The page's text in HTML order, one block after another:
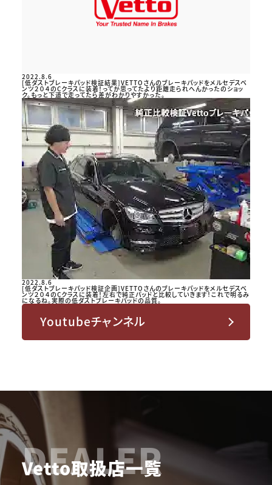
2022.8.6
[低ダストブレーキパッド検証結果]VETTOさんのブレーキパッドをメルセデスベ
ンツ２０４のCクラスに装着！ってか思ってたより距離走られへんかったのショッ
ク。もっと下道で走ってたら差がわかりやすかった。
2022.8.6
[低ダストブレーキパッド検証企画]VETTOさんのブレーキパッドをメルセデスベ
ンツ２０４のCクラスに装着！左右で純正パッドと比較していきます！これで明るみ
になるね。実際の低ダストブレーキパッドの品質。
Youtubeチャンネル
DEALER
Vetto取扱店一覧